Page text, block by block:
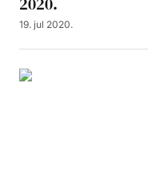
19. jul 2020.